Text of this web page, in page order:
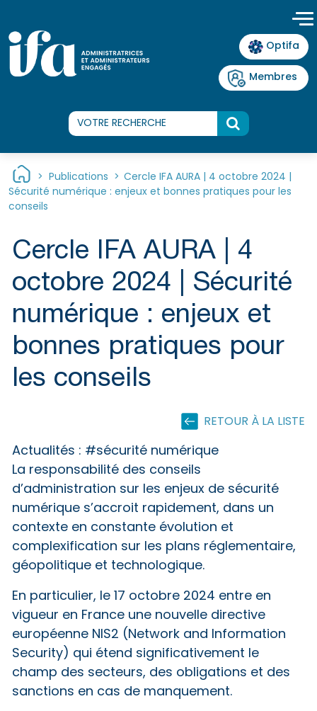
Optifa
Membres
> Publications > Cercle IFA AURA | 4 octobre 2024 |
Sécurité numérique : enjeux et bonnes pratiques pour les
conseils
Cercle IFA AURA | 4
octobre 2024 | Sécurité
numérique : enjeux et
bonnes pratiques pour
les conseils
RETOUR À LA LISTE
Actualités : #sécurité numérique
La responsabilité des conseils
d’administration sur les enjeux de sécurité
numérique s’accroit rapidement, dans un
contexte en constante évolution et
complexification sur les plans réglementaire,
géopolitique et technologique.
En particulier, le 17 octobre 2024 entre en
vigueur en France une nouvelle directive
européenne NIS2 (Network and Information
Security) qui étend significativement le
champ des secteurs, des obligations et des
sanctions en cas de manquement.